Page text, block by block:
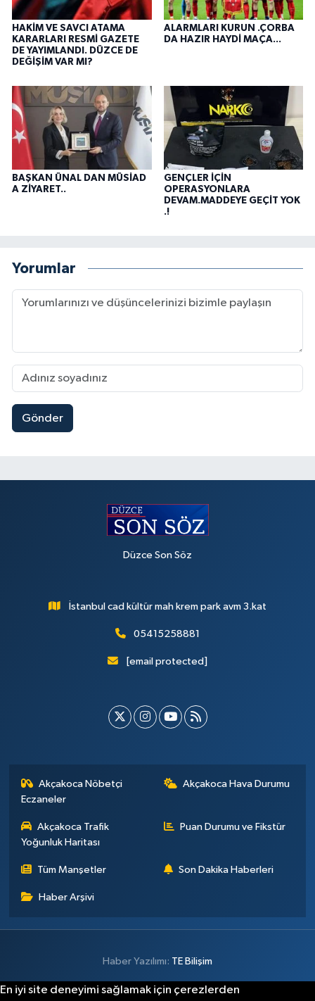
HAKİM VE SAVCI ATAMA
KARARLARI RESMİ GAZETE
DE YAYIMLANDI. DÜZCE DE
DEĞİŞİM VAR MI?
ALARMLARI KURUN .ÇORBA
DA HAZIR HAYDİ MAÇA...
BAŞKAN ÜNAL DAN MÜSİAD
A ZİYARET..
GENÇLER İÇİN
OPERASYONLARA
DEVAM.MADDEYE GEÇİT YOK
.!
Yorumlar
Gönder
Düzce Son Söz
İstanbul cad kültür mah krem park avm 3.kat
05415258881
[email protected]
Akçakoca Nöbetçi
Eczaneler
Akçakoca Hava Durumu
Akçakoca Trafik
Yoğunluk Haritası
Puan Durumu ve Fikstür
Tüm Manşetler Son Dakika Haberleri
Haber Arşivi
Haber Yazılımı: TE Bilişim
En iyi site deneyimi sağlamak için çerezlerden